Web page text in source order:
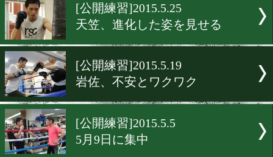
[公開練習]2015.5.26
イエドラス、100%の出来
[公開練習]2015.5.25
田中「超緊張してます」
[公開練習]2015.5.25